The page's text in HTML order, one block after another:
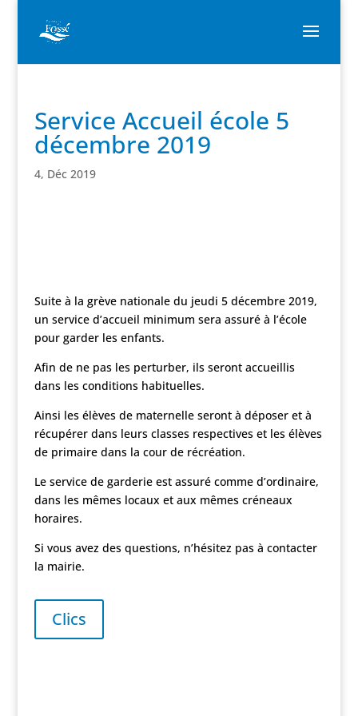
Service Accueil école 5
décembre 2019
4, Déc 2019
Suite à la grève nationale du jeudi 5 décembre 2019,
un service d’accueil minimum sera assuré à l’école
pour garder les enfants.
Afin de ne pas les perturber, ils seront accueillis
dans les conditions habituelles.
Ainsi les élèves de maternelle seront à déposer et à
récupérer dans leurs classes respectives et les élèves
de primaire dans la cour de récréation.
Le service de garderie est assuré comme d’ordinaire,
dans les mêmes locaux et aux mêmes créneaux
horaires.
Si vous avez des questions, n’hésitez pas à contacter
la mairie.
Clics